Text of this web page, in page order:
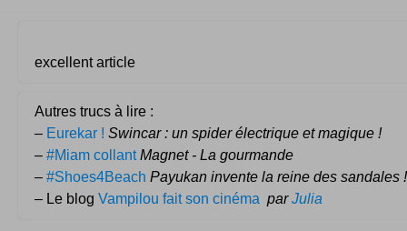
excellent article
Autres trucs à lire :
– Eurekar ! Swincar : un spider électrique et magique !
– #Miam collant Magnet - La gourmande
– #Shoes4Beach Payukan invente la reine des sandales !
– Le blog Vampilou fait son cinéma parJulia